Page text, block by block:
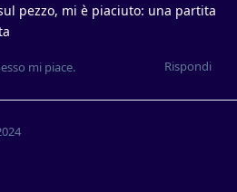
pezzo, mi è piaciuto: una partita
Rispondi
mi piace.